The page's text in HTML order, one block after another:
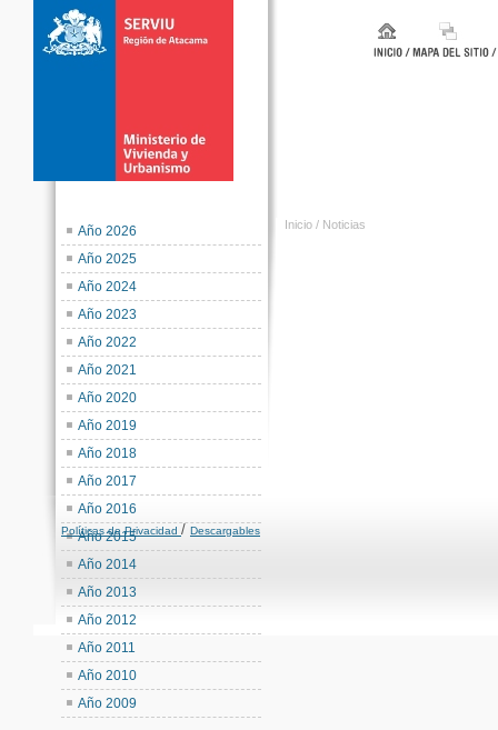
Año 2026
Año 2025
Año 2024
Año 2023
Año 2022
Año 2021
Año 2020
Año 2019
Año 2018
Año 2017
Año 2016
Año 2015
Año 2014
Año 2013
Año 2012
Año 2011
Año 2010
Año 2009
Inicio / Noticias
Políticas de Privacidad / Descargables